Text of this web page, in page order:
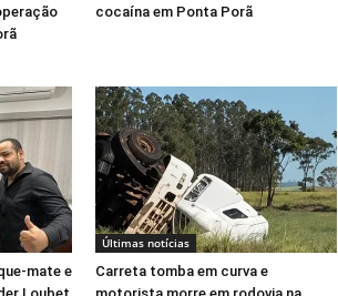
cocaína em Ponta Porã
mate e
Últimas notícias
Carreta tomba em curva e